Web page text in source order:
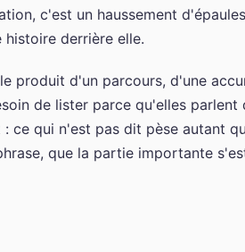
c'est un haussement
histoire derrière elle.
produit d'un parcours, d'une
de lister parce qu'elles parlent
ce qui n'est pas dit pèse autant
que la partie importante